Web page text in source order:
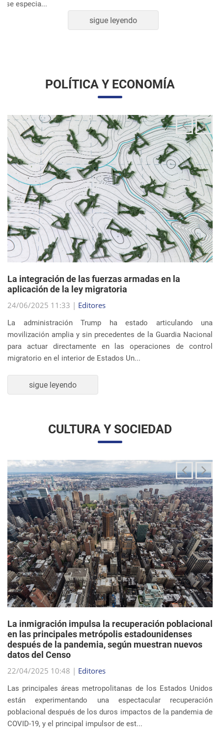
POLÍTICA Y ECONOMÍA
aplicación de la ley migratoria
24/06/2025 11:33 |Editores
La administración Trump ha estado articulando una
movilización amplia y sin precedentes de la Guardia Nacional
para actuar directamente en las operaciones de control
migratorio en el interior de Estados Un...
sigue leyendo
en las principales metrópolis estadounidenses
después de la pandemia, según muestran nuevos
datos del Censo
22/04/2025 10:48 |
Las principales áreas metropolitanas de los Estados Unidos
están experimentando una espectacular recuperación
poblacional después de los duros impactos de la pandemia de
COVID-19, y el principal impulsor de est...